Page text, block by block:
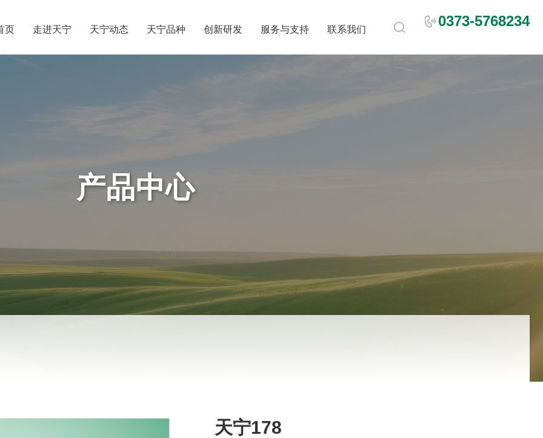
0373-5768234
页 走进天宁 天宁动态 天宁品种 创新研发 服务与支持 联系我们
产品中心
天宁178